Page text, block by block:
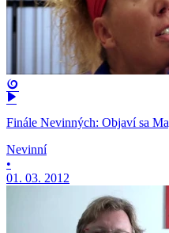
Finále Nevinných: Objaví sa
Nevinní
•
01. 03. 2012